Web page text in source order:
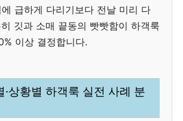
급하게 다리기보다 전날 미리 다
깃과 소매 끝동의 빳빳함이 하객룩
이상 결정합니다.
·상황별 하객룩 실전 사례 분